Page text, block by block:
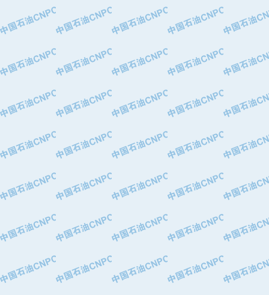
·西安长庆钻宇集团咸阳石化有限公司
·新疆新冠控制系统工程有限公司
·新疆安维消防设施器材有限公司
·华北石油津工机械制造有限公司
·中国石化茂名石化分公司
·上海山武控制仪表有限公司
·上海赛科石油化工有限责任公司
·河北卓唯钢管制造有限公司
·上海高桥石化
·中国石化扬子石油化工股份有限公司
·中国石化长岭炼化公司
·中国石油长庆油田分公司
·山东墨龙石油机械股份有限公司
·大庆油田物资集团
·南阳防爆集团有限公司
·乳山市力久特种电机有限公司